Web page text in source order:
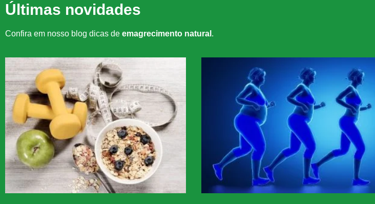
Últimas novidades
Confira em nosso blog dicas de emagrecimento natural .